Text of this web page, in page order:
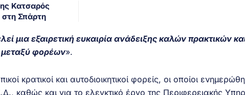
Κατσαρός
Σπάρτη
μια εξαιρετική ευκαιρία ανάδειξης καλών πρακτικών
μεταξύ φορέων».
κρατικοί και αυτοδιοικητικοί φορείς, οι οποίοι
καθώς και για το ελεγκτικό έργο της Περιφερειακής